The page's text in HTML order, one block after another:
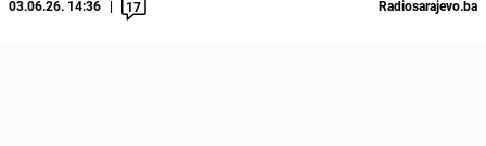
03.06.26. 14:36 17 Radiosarajevo.ba